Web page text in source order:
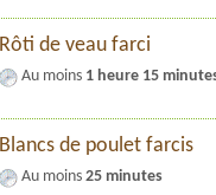
Rôti de veau farci
Au moins 1 heure 15
Blancs de poulet farcis
Au moins 25 minutes